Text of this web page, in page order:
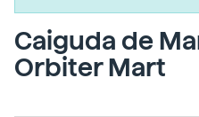
Caiguda de
Orbiter Mart